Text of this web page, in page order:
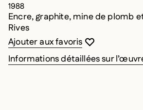
1988
Encre, graphite, mine de plomb
Rives
Vous devez être
Fermer la modale
Ouvrir la modale
Ajouter aux favoris
Informations détaillées sur